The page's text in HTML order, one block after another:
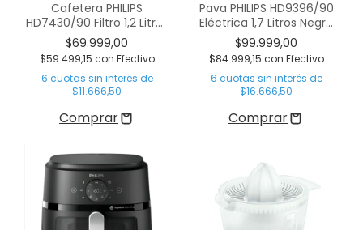
Cafetera PHILIPS
HD7430/90 Filtro 1,2 Litros
Negra
$69.999,00
$59.499,15 con Efectivo
6 cuotas sin interés de
$11.666,50
Pava PHILIPS HD9396/90
Eléctrica 1,7 Litros Negra
Doble Capa
$99.999,00
$84.999,15 con Efectivo
6 cuotas sin interés de
$16.666,50